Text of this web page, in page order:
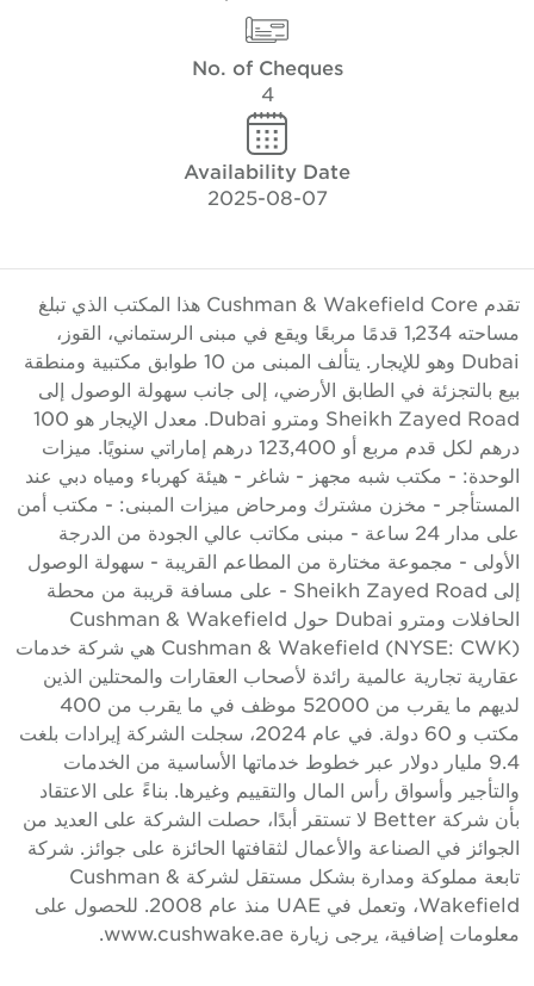
No. of Cheques
Availability Date
2025-08-07
تقدم Cushman & Wakefield Core هذا المكتب الذي تبلغ
مساحته 1,234 قدمًا مربعًا ويقع في مبنى الرستماني، القوز،
Dubai وهو للإيجار. يتألف المبنى من 10 طوابق مكتبية ومنطقة
بيع بالتجزئة في الطابق الأرضي، إلى جانب سهولة الوصول إلى
Sheikh Zayed Road ومترو Dubai. معدل الإيجار هو 100
درهم لكل قدم مربع أو 123,400 درهم إماراتي سنويًا. ميزات
الوحدة: - مكتب شبه مجهز - شاغر - هيئة كهرباء ومياه دبي عند
المستأجر - مخزن مشترك ومرحاض ميزات المبنى: - مكتب أمن
على مدار 24 ساعة - مبنى مكاتب عالي الجودة من الدرجة
الأولى - مجموعة مختارة من المطاعم القريبة - سهولة الوصول
إلى Sheikh Zayed Road - على مسافة قريبة من محطة
الحافلات ومترو Dubai حول Cushman & Wakefield
Cushman & Wakefield (NYSE: CWK) هي شركة خدمات
عقارية تجارية عالمية رائدة لأصحاب العقارات والمحتلين الذين
لديهم ما يقرب من 52000 موظف في ما يقرب من 400
مكتب و 60 دولة. في عام 2024، سجلت الشركة إيرادات بلغت
9.4 مليار دولار عبر خطوط خدماتها الأساسية من الخدمات
والتأجير وأسواق رأس المال والتقييم وغيرها. بناءً على الاعتقاد
بأن شركة Better لا تستقر أبدًا، حصلت الشركة على العديد من
الجوائز في الصناعة والأعمال لثقافتها الحائزة على جوائز. شركة
تابعة مملوكة ومدارة بشكل مستقل لشركة Cushman &
Wakefield، وتعمل في UAE منذ عام 2008. للحصول على
معلومات إضافية، يرجى زيارة www.cushwake.ae.